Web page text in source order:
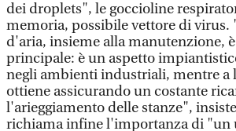
dei droplets", le goccioline
memoria, possibile vettore di
d'aria, insieme alla manutenzione,
principale: è un aspetto
negli ambienti industriali, mentre a
ottiene assicurando un costante
l'arieggiamento delle stanze",
richiama infine l'importanza di "un